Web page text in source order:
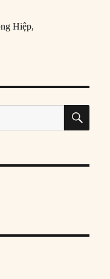
Hiệp,